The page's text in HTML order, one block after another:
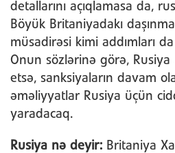
detallarını açıqlamasa da,
Böyük Britaniyadakı
müsadirəsi kimi addımları
Onun sözlərinə görə,
etsə, sanksiyaların davam
əməliyyatlar Rusiya üçün
yaradacaq.
Rusiya nə deyir: Britaniya